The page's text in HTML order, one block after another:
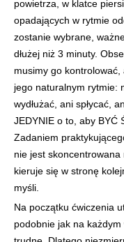
powietrza, w klatce
opadających w rytmie
zostanie wybrane,
dłużej niż 3 minuty.
musimy go
jego naturalnym rytmie:
wydłużać, ani spłycać,
JEDYNIE o to, aby BYĆ
Zadaniem
nie jest
kieruje się w stronę
myśli.
Na początku ćwiczenia
podobnie jak na